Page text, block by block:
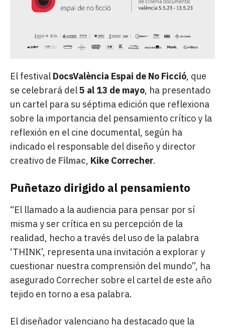
El festival DocsValència Espai de No Ficció, que
se celebrará del5 al 13 de mayo, ha presentado
un cartel para su séptima edición que reflexiona
sobre la importancia del pensamiento crítico y la
reflexión en el cine documental, según ha
indicado el responsable del diseño y director
creativo de Filmac, Kike Correcher.
Puñetazo dirigido al pensamiento
“El llamado a la audiencia para pensar por sí
misma y ser crítica en su percepción de la
realidad, hecho a través del uso de la palabra
‘THINK’, representa una invitación a explorar y
cuestionar nuestra comprensión del mundo”, ha
asegurado Correcher sobre el cartel de este año
tejido en torno a esa palabra.
El diseñador valenciano ha destacado que la